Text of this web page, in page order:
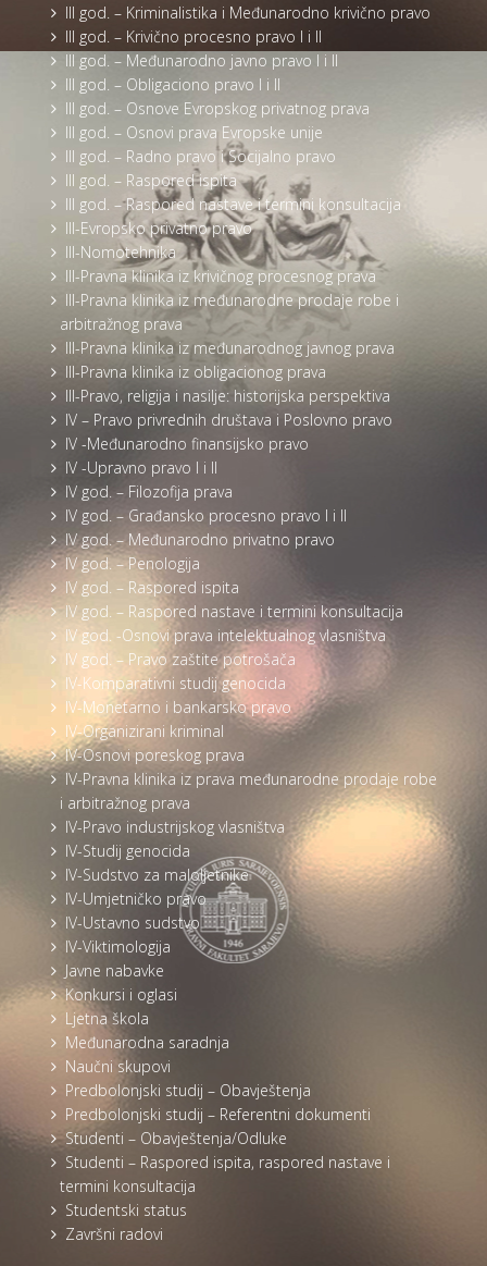
III god. – Kriminalistika i Međunarodno krivično pravo
III god. – Krivično procesno pravo I i II
III god. – Međunarodno javno pravo I i II
III god. – Obligaciono pravo I i II
III god. – Osnove Evropskog privatnog prava
III god. – Osnovi prava Evropske unije
III god. – Radno pravo i Socijalno pravo
III god. – Raspored ispita
III god. – Raspored nastave i termini konsultacija
III-Evropsko privatno pravo
III-Nomotehnika
III-Pravna klinika iz krivičnog procesnog prava
III-Pravna klinika iz međunarodne prodaje robe i
arbitražnog prava
III-Pravna klinika iz međunarodnog javnog prava
III-Pravna klinika iz obligacionog prava
III-Pravo, religija i nasilje: historijska perspektiva
IV – Pravo privrednih društava i Poslovno pravo
IV -Međunarodno finansijsko pravo
IV -Upravno pravo I i II
IV god. – Filozofija prava
IV god. – Građansko procesno pravo I i II
IV god. – Međunarodno privatno pravo
IV god. – Penologija
IV god. – Raspored ispita
IV god. – Raspored nastave i termini konsultacija
IV god. -Osnovi prava intelektualnog vlasništva
IV god. – Pravo zaštite potrošača
IV-Komparativni studij genocida
IV-Monetarno i bankarsko pravo
IV-Organizirani kriminal
IV-Osnovi poreskog prava
IV-Pravna klinika iz prava međunarodne prodaje robe
i arbitražnog prava
IV-Pravo industrijskog vlasništva
IV-Studij genocida
IV-Sudstvo za maloljetnike
IV-Umjetničko pravo
IV-Ustavno sudstvo
IV-Viktimologija
Javne nabavke
Konkursi i oglasi
Ljetna škola
Međunarodna saradnja
Naučni skupovi
Predbolonjski studij – Obavještenja
Predbolonjski studij – Referentni dokumenti
Studenti – Obavještenja/Odluke
Studenti – Raspored ispita, raspored nastave i
termini konsultacija
Studentski status
Završni radovi